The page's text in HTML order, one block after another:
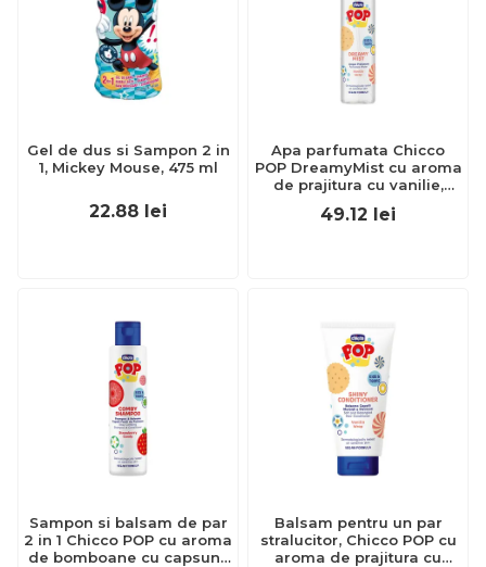
Gel de dus si Sampon 2 in
1, Mickey Mouse, 475 ml
22.88 lei
Apa parfumata Chicco
POP DreamyMist cu aroma
de prajitura cu vanilie,
copii si adolescenti 150 ml
49.12 lei
Sampon si balsam de par
2 in 1 Chicco POP cu aroma
de bomboane cu capsuni,
Balsam pentru un par
stralucitor, Chicco POP cu
aroma de prajitura cu